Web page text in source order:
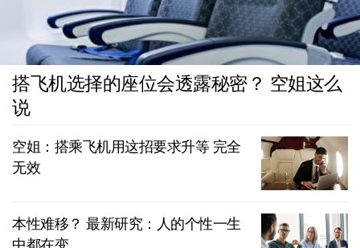
搭飞机选择的座位会透露秘密？ 空姐这么
说
空姐：搭乘飞机用这招要求升等 完全
无效
本性难移？ 最新研究：人的个性一生